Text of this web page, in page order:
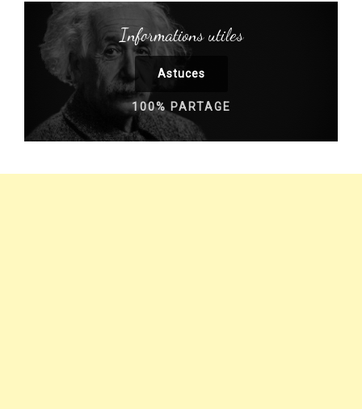
Informations utiles
Astuces
100% PARTAGE